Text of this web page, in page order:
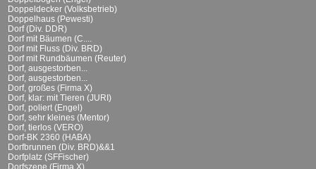
Doppeldecker (Volksbetrieb)
Doppelhaus (Pewesti)
Dorf (Div. DDR)
Dorf mit Bäumen (C....
Dorf mit Fluss (Div. BRD)
Dorf mit Rundbäumen (Reuter)
Dorf, ausgestorben...
Dorf, ausgestorben...
Dorf, großes (Firma X)
Dorf, klar: mit Tieren (JURI)
Dorf, poliert (Engel)
Dorf, sehr kleines (Mentor)
Dorf, tierlos (VERO)
Dorf-BK 2360 (HABA)
Dorfbrunnen (Div. BRD)&&1
Dorfplatz (SFFischer)
Dorfszene (Firma X)